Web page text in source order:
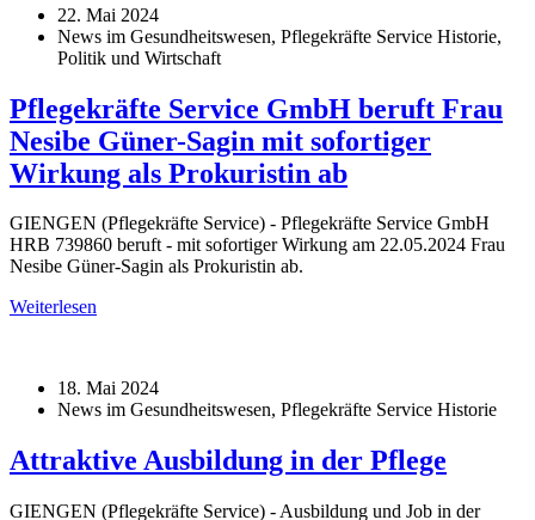
22. Mai 2024
News im Gesundheitswesen, Pflegekräfte Service Historie,
Politik und Wirtschaft
Pflegekräfte Service GmbH beruft Frau
Nesibe Güner-Sagin mit sofortiger
Wirkung als Prokuristin ab
GIENGEN (Pflegekräfte Service) - Pflegekräfte Service GmbH
HRB 739860 beruft - mit sofortiger Wirkung am 22.05.2024 Frau
Nesibe Güner-Sagin als Prokuristin ab.
Weiterlesen
18. Mai 2024
News im Gesundheitswesen, Pflegekräfte Service Historie
Attraktive Ausbildung in der Pflege
GIENGEN (Pflegekräfte Service) - Ausbildung und Job in der